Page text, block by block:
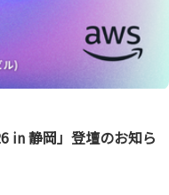
in 静岡」登壇のお知ら